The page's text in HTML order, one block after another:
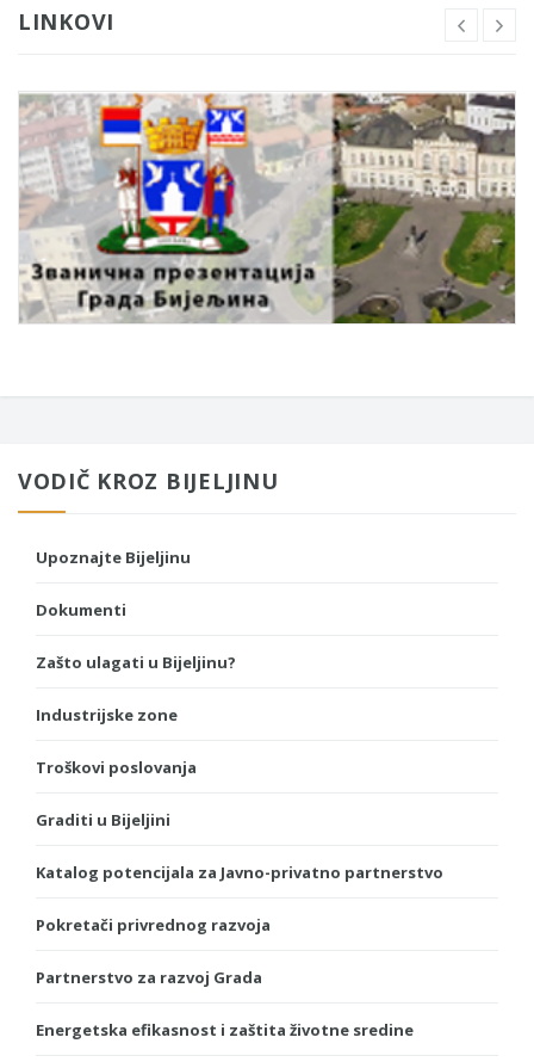
LINKOVI
VODIČ KROZ BIJELJINU
Upoznajte Bijeljinu
Dokumenti
Zašto ulagati u Bijeljinu?
Industrijske zone
Troškovi poslovanja
Graditi u Bijeljini
Katalog potencijala za Javno-privatno partnerstvo
Pokretači privrednog razvoja
Partnerstvo za razvoj Grada
Energetska efikasnost i zaštita životne sredine